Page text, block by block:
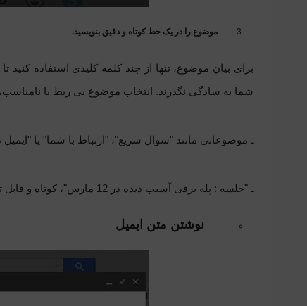
موضوع را در یک خط کوتاه و دقیق بنویسید.
برای بیان موضوع، تنها از چند کلمه کلیدی استفاده کنید
شما به سادگی نگذرند. انتخاب موضوع بی ربط یا
ـ موضوعاتی مانند "سوال سریع"، "ارتباط با شما" یا "
ـ "جلسه : پله برقی آسیب دیده در 12 مارس"، کوتاه و قابل توجه است. فرستنده به شما موضوع اصلی و یک تاریخ خاص را هشدار می دهد.
نوشتن متن ایمیل